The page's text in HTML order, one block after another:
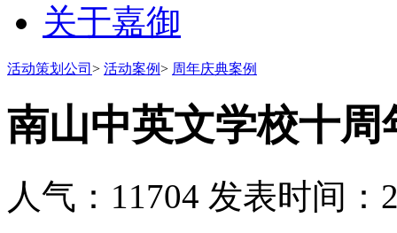
关于嘉御
活动策划公司 > 活动案例> 周年庆典案例
南山中英文学校十周
人气：11704 发表时间：